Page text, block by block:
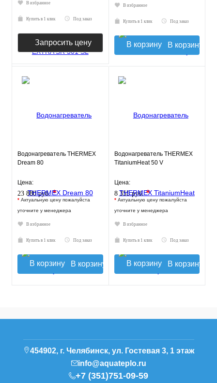
В избранное
Купить в 1 клик Под заказ
Запросить цену
В избранное
Купить в 1 клик Под заказ
В корзину
Водонагреватель THERMEX
Dream 80
Цена:
23 880 руб.*
* Актуальную цену пожалуйста
уточните у менеджера
В избранное
Купить в 1 клик Под заказ
В корзину
Водонагреватель THERMEX
TitaniumHeat 50 V
Цена:
8 355 руб.*
* Актуальную цену пожалуйста
уточните у менеджера
В избранное
Купить в 1 клик Под заказ
В корзину
454902, г. Челябинск, ул. Гостевая 3, 1 этаж
info@aquateplo.ru
+7 (351)751-09-59